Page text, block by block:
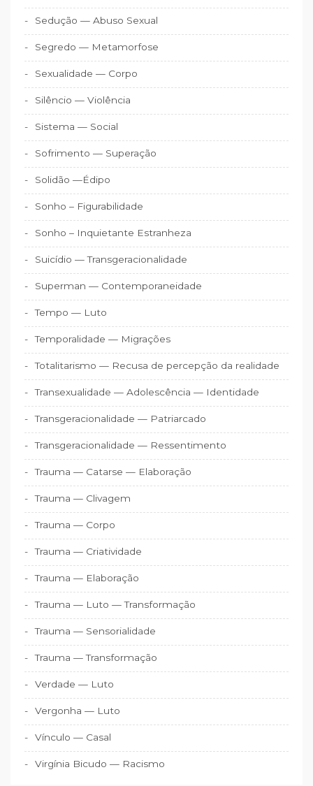
Sedução — Abuso Sexual
Segredo — Metamorfose
Sexualidade — Corpo
Silêncio — Violência
Sistema — Social
Sofrimento — Superação
Solidão —Édipo
Sonho – Figurabilidade
Sonho – Inquietante Estranheza
Suicídio — Transgeracionalidade
Superman — Contemporaneidade
Tempo — Luto
Temporalidade — Migrações
Totalitarismo — Recusa de percepção da realidade
Transexualidade — Adolescência — Identidade
Transgeracionalidade — Patriarcado
Transgeracionalidade — Ressentimento
Trauma — Catarse — Elaboração
Trauma — Clivagem
Trauma — Corpo
Trauma — Criatividade
Trauma — Elaboração
Trauma — Luto — Transformação
Trauma — Sensorialidade
Trauma — Transformação
Verdade — Luto
Vergonha — Luto
Vínculo — Casal
Virgínia Bicudo — Racismo